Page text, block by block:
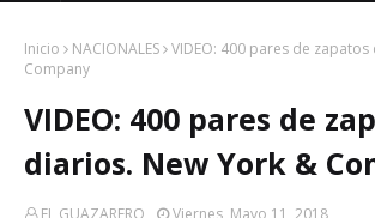
Inicio NACIONALES VIDEO: 400 pares de
Company
VIDEO: 400 pares de
diarios. New York &
EL GUAZARERO Viernes, Mayo 11, 2018